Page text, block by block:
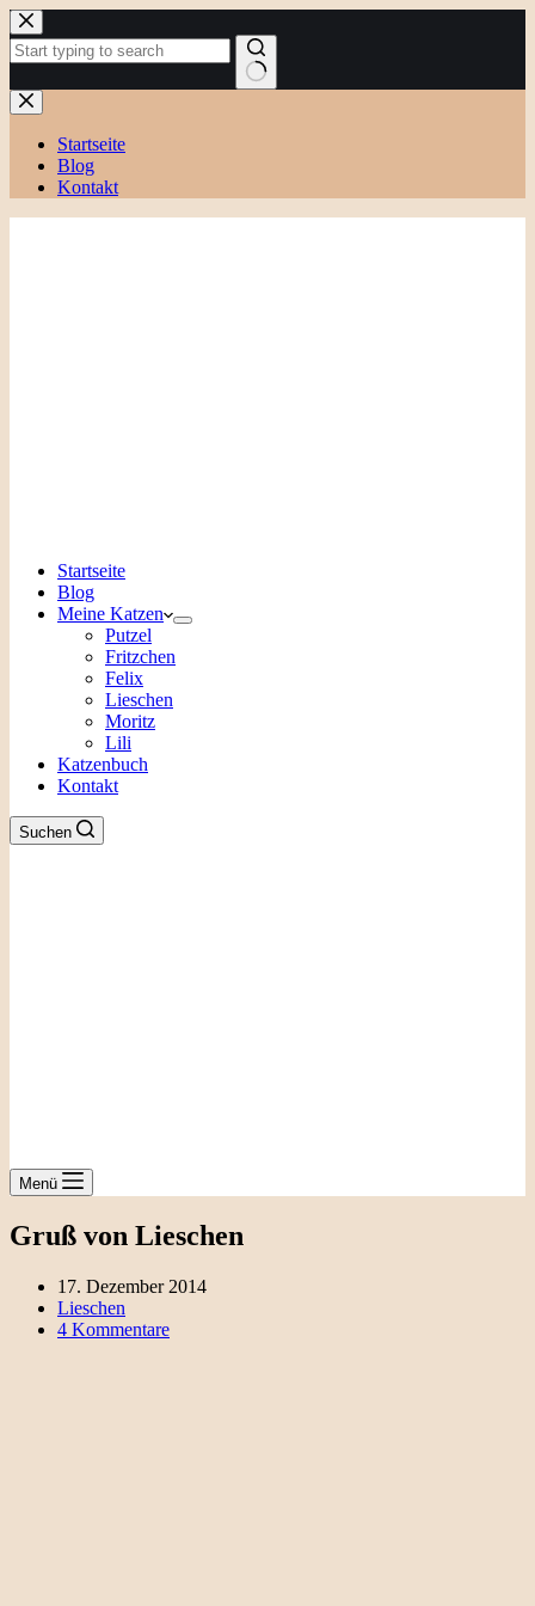
Zum
Inhalt
springen
Keine
Ergebnisse
Startseite
Blog
Kontakt
Startseite
Blog
Meine Katzen
Putzel
Fritzchen
Felix
Lieschen
Moritz
Lili
Katzenbuch
Kontakt
Suchen
Menü
Gruß von Lieschen
17. Dezember 2014
Lieschen
4 Kommentare